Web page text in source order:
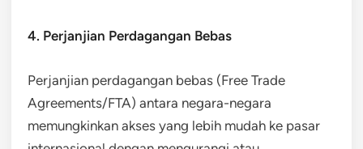
4. Perjanjian Perdagangan Bebas
Perjanjian perdagangan bebas (Free Trade
Agreements/FTA) antara negara-negara
memungkinkan akses yang lebih mudah ke pasar